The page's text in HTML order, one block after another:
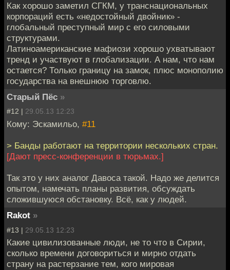
Как хорошо заметил СГКМ, у транснациональных
корпораций есть «недостойный двойник» -
глобальный преступный мир с его силовыми
структурами.
Латиноамериканские мафиози хорошо ухватывают
тренд и участвуют в глобализации. А нам, что нам
остается? Только границу на замок, плюс монополию
государства на внешнюю торговлю.
Старый Пёс »
#12 | 29.05.13 12:23
Кому: Эскамильо, #11
> Банды работают на территории нескольких стран.
[Дают пресс-конференции в тюрьмах.]
Так это у них аналог Давоса такой. Надо же делится
опытом, намечать планы развития, обсуждать
сложившуюся обстановку. Всё, как у людей.
Rakot »
#13 | 29.05.13 12:23
Какие цивилизованные люди, не то что в Сирии,
сколько времени договориться и мирно отдать
страну на растерзание тем, кого мировая